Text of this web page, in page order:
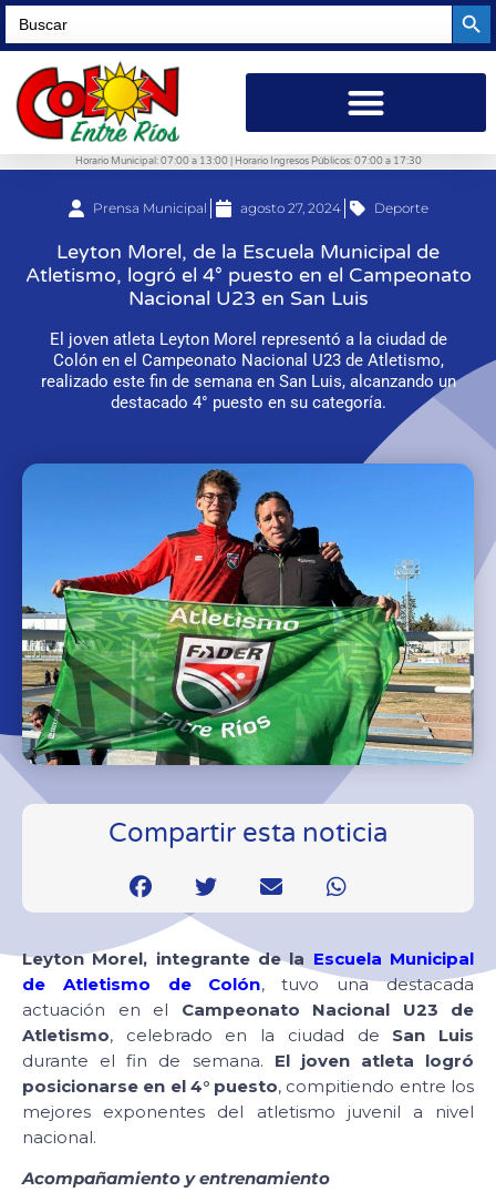
Search
for:
Horario Municipal: 07:00 a 13:00 | Horario Ingresos Públicos: 07:00 a 17:30
Prensa Municipal agosto 27, 2024 Deporte
Leyton Morel, de la Escuela Municipal de
Atletismo, logró el 4° puesto en el Campeonato
Nacional U23 en San Luis
El joven atleta Leyton Morel representó a la ciudad de
Colón en el Campeonato Nacional U23 de Atletismo,
realizado este fin de semana en San Luis, alcanzando un
destacado 4° puesto en su categoría.
Compartir esta noticia
Leyton Morel, integrante de la Escuela Municipal
de Atletismo de Colón, tuvo una destacada
actuación en el Campeonato Nacional U23 de
Atletismo, celebrado en la ciudad de San Luis
durante el fin de semana. El joven atleta logró
posicionarse en el 4° puesto, compitiendo entre los
mejores exponentes del atletismo juvenil a nivel
nacional.
Acompañamiento y entrenamiento